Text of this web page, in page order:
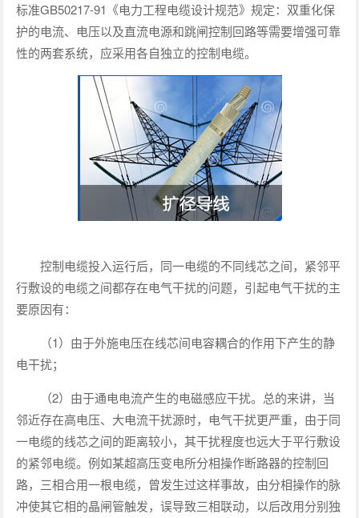
标准GB50217-91《电力工程电缆设计规范》规定：双重化保
护的电流、电压以及直流电源和跳闸控制回路等需要增强可靠
性的两套系统，应采用各自独立的控制电缆。
控制电缆投入运行后，同一电缆的不同线芯之间，紧邻平
行敷设的电缆之间都存在电气干扰的问题，引起电气干扰的主
要原因有：
（1）由于外施电压在线芯间电容耦合的作用下产生的静
电干扰；
（2）由于通电电流产生的电磁感应干扰。总的来讲，当
邻近存在高电压、大电流干扰源时，电气干扰更严重，由于同
一电缆的线芯之间的距离较小，其干扰程度也远大于平行敷设
的紧邻电缆。例如某超高压变电所分相操作断路器的控制回
路，三相合用一根电缆，曾发生过这样事故，由分相操作的脉
冲使其它相的晶闸管触发，误导致三相联动，以后改用分别独